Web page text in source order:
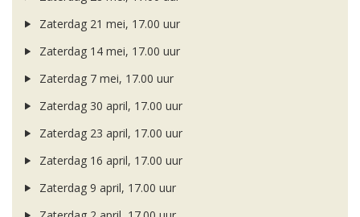
Zaterdag 21 mei, 17.00 uur
Zaterdag 14 mei, 17.00 uur
Zaterdag 7 mei, 17.00 uur
Zaterdag 30 april, 17.00 uur
Zaterdag 23 april, 17.00 uur
Zaterdag 16 april, 17.00 uur
Zaterdag 9 april, 17.00 uur